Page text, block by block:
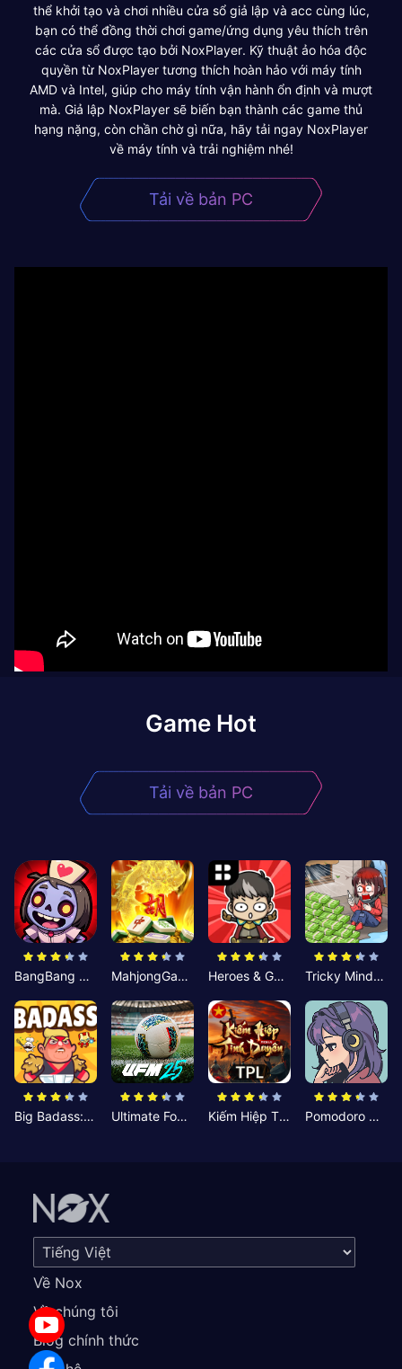
thể khởi tạo và chơi nhiều cửa sổ giả lập và acc cùng lúc,
bạn có thể đồng thời chơi game/ứng dụng yêu thích trên
các cửa sổ được tạo bởi NoxPlayer. Kỹ thuật ảo hóa độc
quyền từ NoxPlayer tương thích hoàn hảo với máy tính
AMD và Intel, giúp cho máy tính vận hành ổn định và mượt
mà. Giả lập NoxPlayer sẽ biến bạn thành các game thủ
hạng nặng, còn chần chờ gì nữa, hãy tải ngay NoxPlayer
về máy tính và trải nghiệm nhé!
Tải về bản PC
Game Hot
Tải về bản PC
BangBang Zombies:Chiến Shelter MahjongGame Heroes & Gear? Yoink! Tricky Minds: Brainy Puzzle
Big Badass: Game AFK Idle RPG Ultimate Football Manager Kiếm Hiệp Tình Duyên Pomodoro Nhỏ: Giờ Tập Trung
Về Nox
Về chúng tôi
Blog chính thức